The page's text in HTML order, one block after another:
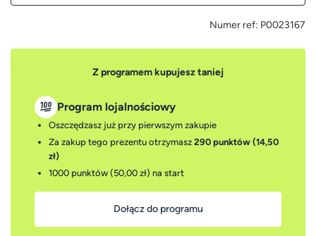
Numer ref: P0023167
Z programem kupujesz taniej
Program lojalnościowy
Oszczędzasz już przy pierwszym zakupie
Za zakup tego prezentu otrzymasz 290 punktów (14,50
zł)
1000 punktów (50,00 zł) na start
Dołącz do programu